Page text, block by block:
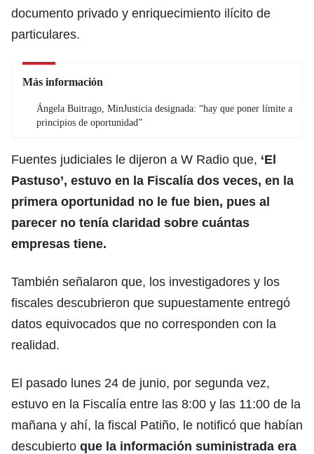
documento privado y enriquecimiento ilícito de
particulares.
Más información
Ángela Buitrago, MinJusticia designada: “hay que poner límite a
principios de oportunidad”
Fuentes judiciales le dijeron a W Radio que, ‘El
Pastuso’, estuvo en la Fiscalía dos veces, en la
primera oportunidad no le fue bien, pues al
parecer no tenía claridad sobre cuántas
empresas tiene.
También señalaron que, los investigadores y los
fiscales descubrieron que supuestamente entregó
datos equivocados que no corresponden con la
realidad.
El pasado lunes 24 de junio, por segunda vez,
estuvo en la Fiscalía entre las 8:00 y las 11:00 de la
mañana y ahí, la fiscal Patiño, le notificó que habían
descubierto que la información suministrada era